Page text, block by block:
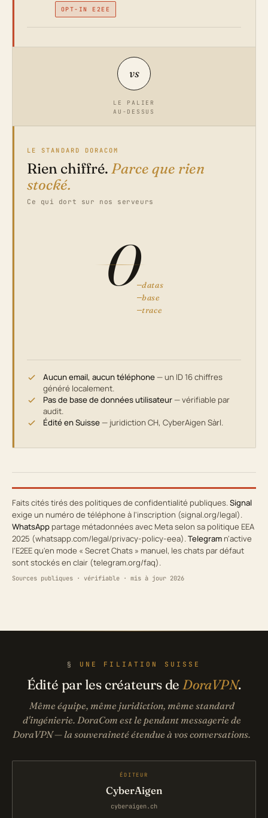
OPT-IN E2EE
vs
LE PALIER
AU-DESSUS
LE STANDARD DORACOM
Rien chiffré. Parce que rien
stocké.
Ce qui dort sur nos serveurs
0 datas
base
trace
Aucun email, aucun téléphone — un ID 16 chiffres
généré localement.
Pas de base de données utilisateur — vérifiable par
audit.
Édité en Suisse — juridiction CH, CyberAigen Sàrl.
Faits cités tirés des politiques de confidentialité publiques. Signal
exige un numéro de téléphone à l'inscription (signal.org/legal).
WhatsApp partage métadonnées avec Meta selon sa politique EEA
2025 (whatsapp.com/legal/privacy-policy-eea). Telegram n'active
l'E2EE qu'en mode « Secret Chats » manuel, les chats par défaut
sont stockés en clair (telegram.org/faq).
Sources publiques · vérifiable · mis à jour 2026
UNE FILIATION SUISSE
Édité par les créateurs de DoraVPN.
Même équipe, même juridiction, même standard
d'ingénierie. DoraCom est le pendant messagerie de
DoraVPN — la souveraineté étendue à vos conversations.
ÉDITEUR
CyberAigen
cyberaigen.ch